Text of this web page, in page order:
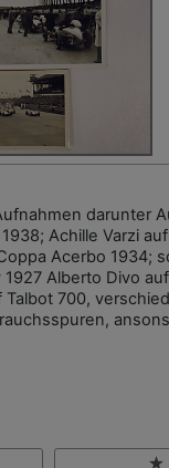
darunter
Achille Varzi
Acerbo 1934;
Alberto Divo
Talbot 700,